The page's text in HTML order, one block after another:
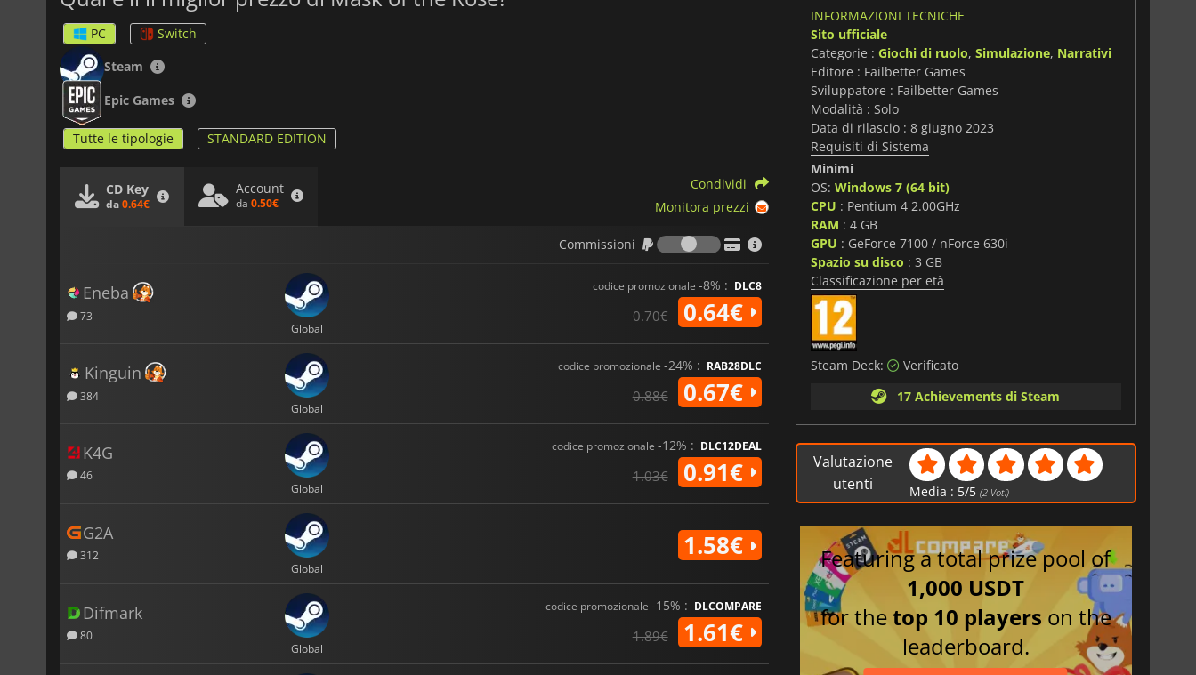
PC
Switch
Steam
Epic Games
Tutte le tipologie STANDARD EDITION
CD Key
da0.64€
Account
da 0.50€
Condividi
Monitora prezzi
Commissioni
Commissioni
Eneba
73
Global
codice promozionale -8% : DLC8
0.70€ 0.64€
Kinguin
384
Global
codice promozionale -24% : RAB28DLC
0.88€ 0.67€
K4G
46
Global
codice promozionale -12% : DLC12DEAL
1.03€ 0.91€
G2A
312
Global
1.58€
Difmark
80
Global
codice promozionale -15% : DLCOMPARE
1.89€ 1.61€
INFORMAZIONI TECNICHE
Sito ufficiale
Categorie : Giochi di ruolo, Simulazione, Narrativi
Editore : Failbetter Games
Sviluppatore : Failbetter Games
Modalità : Solo
Data di rilascio : 8 giugno 2023
Requisiti di Sistema
Minimi
OS: Windows 7 (64 bit)
CPU : Pentium 4 2.00GHz
RAM : 4 GB
GPU : GeForce 7100 / nForce 630i
Spazio su disco : 3 GB
Classificazione per età
Steam Deck:
Verificato
17 Achievements di Steam
Valutazione
utenti
Media : 5/5 (2 Voti)
Featuring a total prize pool of
1,000 USDT
for thetop 10 players on the
leaderboard.